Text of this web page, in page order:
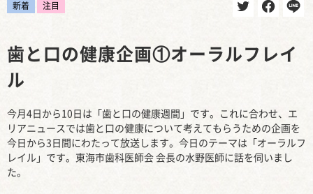
新着 注目
歯と口の健康企画①オーラルフレイ
ル
今月4日から10日は「歯と口の健康週間」です。これに合わせ、エ
リアニュースでは歯と口の健康について考えてもらうための企画を
今日から3日間にわたって放送します。今日のテーマは「オーラルフ
レイル」です。東海市歯科医師会 会長の水野医師に話を伺いまし
た。